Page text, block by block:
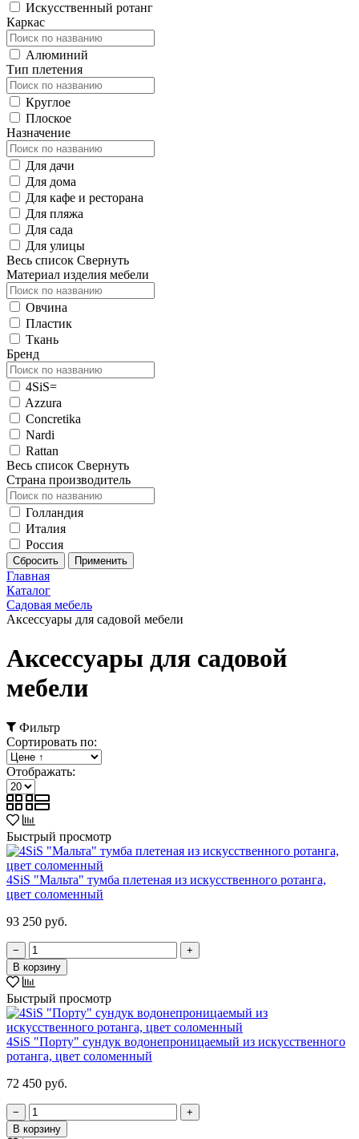
Искусственный ротанг
Каркас
Алюминий
Тип плетения
Круглое
Плоское
Назначение
Для дачи
Для дома
Для кафе и ресторана
Для пляжа
Для сада
Для улицы
Весь список Свернуть
Материал изделия мебели
Овчина
Пластик
Ткань
Бренд
4SiS=
Azzura
Concretika
Nardi
Rattan
Весь список Свернуть
Страна производитель
Голландия
Италия
Россия
Главная
Каталог
Садовая мебель
Аксессуары для садовой мебели
Аксессуары для садовой
мебели
Фильтр
Сортировать по:
Отображать:
Быстрый просмотр
4SiS "Мальта" тумба плетеная из искусственного ротанга,
цвет соломенный
93 250 руб.
−
+
В корзину
Быстрый просмотр
4SiS "Порту" сундук водонепроницаемый из искусственного
ротанга, цвет соломенный
72 450 руб.
−
+
В корзину